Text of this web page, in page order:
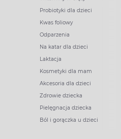
Probiotyki dla dzieci
Kwas foliowy
Odparzenia
Na katar dla dzieci
Laktacja
Kosmetyki dla mam
Akcesoria dla dzieci
Zdrowie dziecka
Pielęgnacja dziecka
Ból i gorączka u dzieci